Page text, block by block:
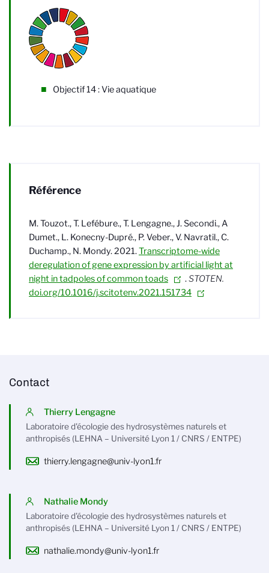
Objectif 14 : Vie aquatique
Référence
M. Touzot., T. Lefébure., T. Lengagne., J. Secondi., A
Dumet., L. Konecny-Dupré., P. Veber., V. Navratil., C.
Duchamp., N. Mondy. 2021.Transcriptome-wide
deregulation of gene expression by artificial light at
night in tadpoles of common toads
.STOTEN.
doi.org/10.1016/j.scitotenv.2021.151734
Contact
Thierry Lengagne
Laboratoire d'écologie des hydrosystèmes naturels et
anthropisés (LEHNA – Université Lyon 1 / CNRS / ENTPE)
thierry.lengagne@univ-lyon1.fr
Nathalie Mondy
Laboratoire d'écologie des hydrosystèmes naturels et
anthropisés (LEHNA – Université Lyon 1 / CNRS / ENTPE)
nathalie.mondy@univ-lyon1.fr